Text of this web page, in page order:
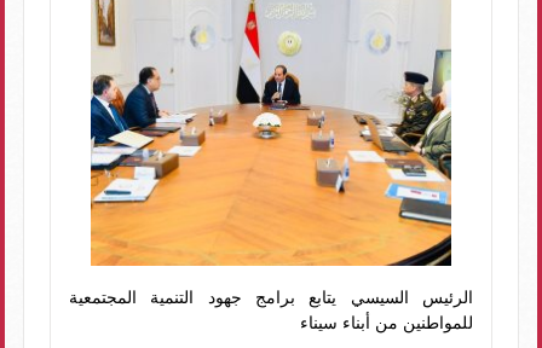
الرئيس السيسي يتابع برامج جهود التنمية المجتمعية
للمواطنين من أبناء سيناء